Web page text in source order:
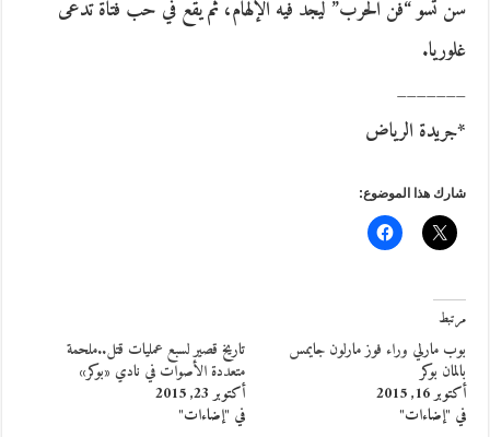
سن تسو “فن الحرب” ليجد فيه الإلهام، ثم يقع في حب فتاة تدعى
غلوريا.
_______
*جريدة الرياض
شارك هذا الموضوع:
مرتبط
بوب مارلي وراء فوز مارلون جايمس
بالمان بوكر
أكتوبر 16, 2015
في "إضاءات"
تاريخ قصير لسبع عمليات قتل..ملحمة
متعددة الأصوات في نادي «بوكر»
أكتوبر 23, 2015
في "إضاءات"